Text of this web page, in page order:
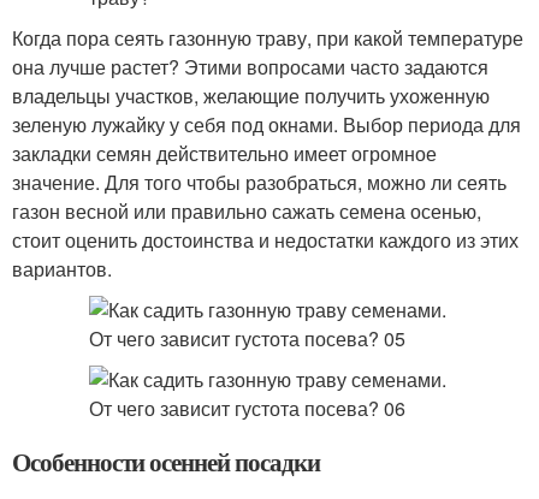
Когда пора сеять газонную траву, при какой температуре
она лучше растет? Этими вопросами часто задаются
владельцы участков, желающие получить ухоженную
зеленую лужайку у себя под окнами. Выбор периода для
закладки семян действительно имеет огромное
значение. Для того чтобы разобраться, можно ли сеять
газон весной или правильно сажать семена осенью,
стоит оценить достоинства и недостатки каждого из этих
вариантов.
Особенности осенней посадки